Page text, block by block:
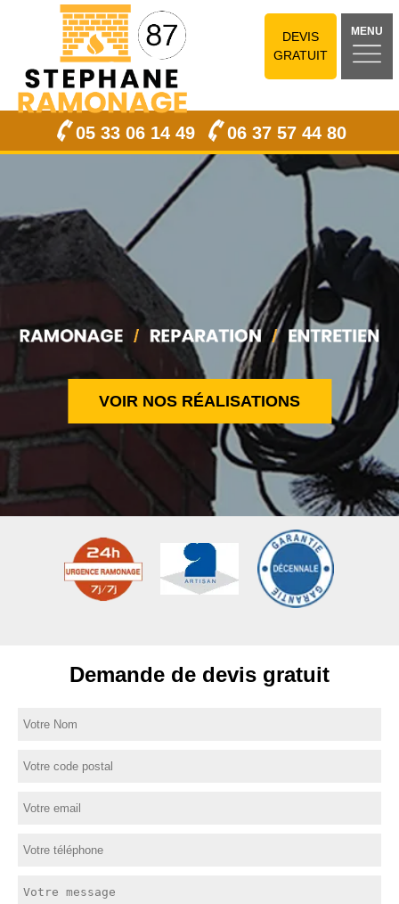
DEVIS
GRATUIT
MENU
05 33 06 14 49 06 37 57 44 80
VOIR NOS RÉALISATIONS
Demande de devis gratuit